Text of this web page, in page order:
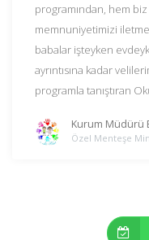
programından, hem
memnuniyetimizi
babalar işteyken
ayrıntısına kadar
programla tanıştıran
Kurum Müdürü
Özel Menteşe